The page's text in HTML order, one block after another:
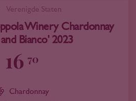
Verenigde Staten
Winery Chardonnay
Bianco' 2023
16 70
Chardonnay